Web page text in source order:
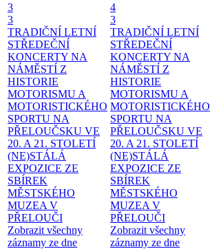
3
3
TRADIČNÍ LETNÍ
STŘEDEČNÍ
KONCERTY NA
NÁMĚSTÍ Z
HISTORIE
MOTORISMU A
MOTORISTICKÉHO
SPORTU NA
PŘELOUČSKU VE
20. A 21. STOLETÍ
(NE)STÁLÁ
EXPOZICE ZE
SBÍREK
MĚSTSKÉHO
MUZEA V
PŘELOUČI
Zobrazit všechny
záznamy ze dne
4
3
TRADIČNÍ LETNÍ
STŘEDEČNÍ
KONCERTY NA
NÁMĚSTÍ Z
HISTORIE
MOTORISMU A
MOTORISTICKÉHO
SPORTU NA
PŘELOUČSKU VE
20. A 21. STOLETÍ
(NE)STÁLÁ
EXPOZICE ZE
SBÍREK
MĚSTSKÉHO
MUZEA V
PŘELOUČI
Zobrazit všechny
záznamy ze dne